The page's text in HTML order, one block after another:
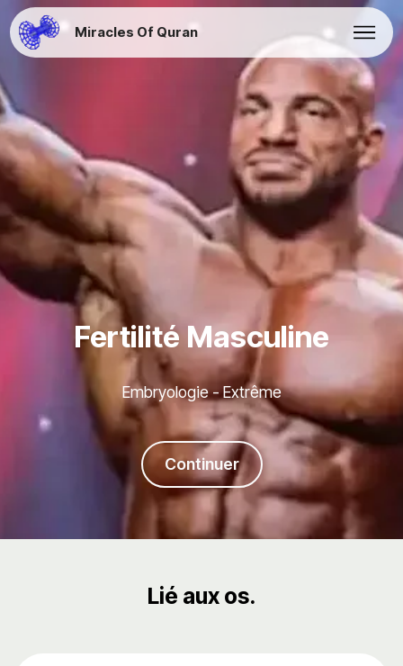
Miracles Of Quran
Fertilité Masculine
Embryologie - Extrême
Continuer
Lié aux os.